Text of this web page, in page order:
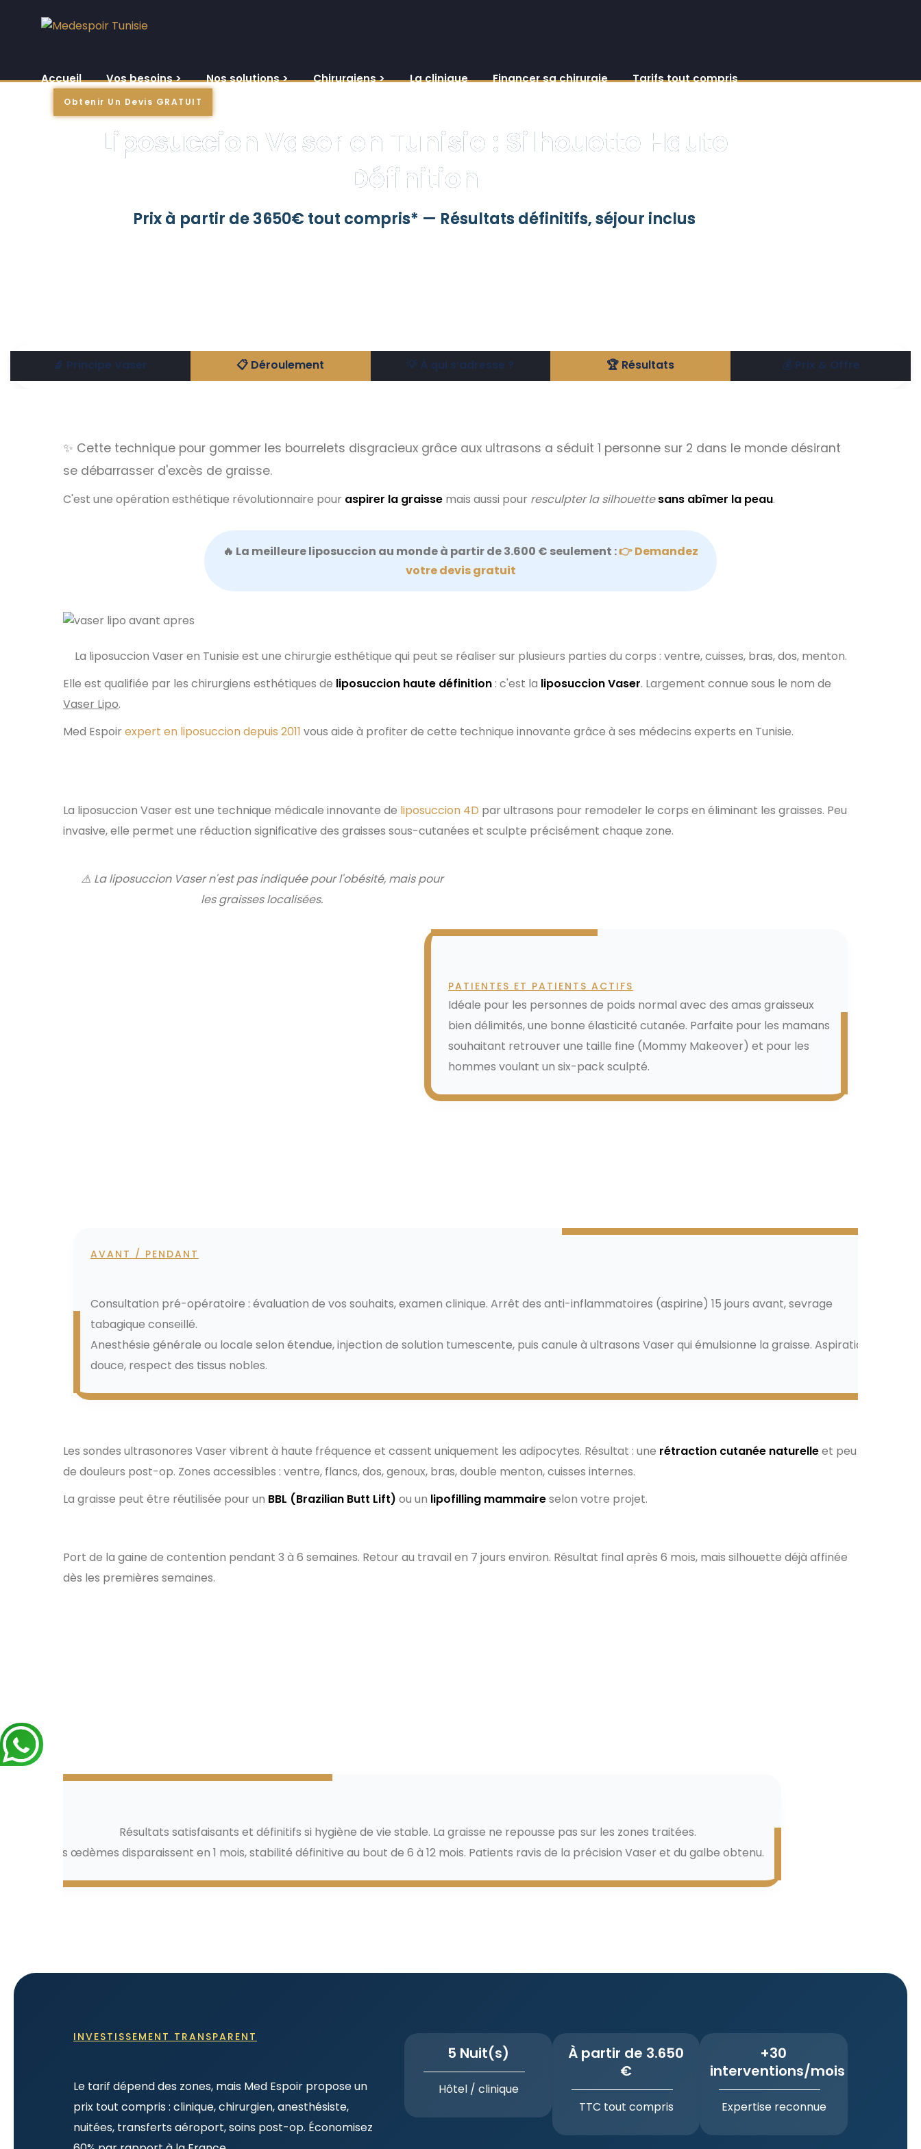
Accueil Vos besoins > Nos solutions > Chirurgiens > La clinique Financer sa chirurgie Tarifs tout compris
Obtenir Un Devis GRATUIT
Liposuccion Vaser en Tunisie : Silhouette Haute
Définition
Prix à partir de 3650€ tout compris* — Résultats définitifs, séjour inclus
🔬 Principe Vaser 📋 Déroulement 💡 À qui s’adresse ? 🏆 Résultats 💰 Prix & Offre
✨ Cette technique pour gommer les bourrelets disgracieux grâce aux ultrasons a séduit 1 personne sur 2 dans le monde désirant
se débarrasser d'excès de graisse.
C'est une opération esthétique révolutionnaire pour aspirer la graisse mais aussi pour resculpter la silhouette sans abîmer la peau.
🔥 La meilleure liposuccion au monde à partir de 3.600 € seulement :👉 Demandez
votre devis gratuit
La liposuccion Vaser en Tunisie est une chirurgie esthétique qui peut se réaliser sur plusieurs parties du corps : ventre, cuisses, bras, dos, menton.
Elle est qualifiée par les chirurgiens esthétiques de liposuccion haute définition : c'est la liposuccion Vaser. Largement connue sous le nom de
Vaser Lipo.
Med Espoir expert en liposuccion depuis 2011 vous aide à profiter de cette technique innovante grâce à ses médecins experts en Tunisie.
La liposuccion Vaser est une technique médicale innovante de liposuccion 4D par ultrasons pour remodeler le corps en éliminant les graisses. Peu
invasive, elle permet une réduction significative des graisses sous-cutanées et sculpte précisément chaque zone.
⚠️ La liposuccion Vaser n'est pas indiquée pour l'obésité, mais pour
les graisses localisées.
PATIENTES ET PATIENTS ACTIFS
Idéale pour les personnes de poids normal avec des amas graisseux
bien délimités, une bonne élasticité cutanée. Parfaite pour les mamans
souhaitant retrouver une taille fine (Mommy Makeover) et pour les
hommes voulant un six-pack sculpté.
AVANT / PENDANT
Consultation pré-opératoire : évaluation de vos souhaits, examen clinique. Arrêt des anti-inflammatoires (aspirine) 15 jours avant, sevrage
tabagique conseillé.
Anesthésie générale ou locale selon étendue, injection de solution tumescente, puis canule à ultrasons Vaser qui émulsionne la graisse. Aspiration
douce, respect des tissus nobles.
Les sondes ultrasonores Vaser vibrent à haute fréquence et cassent uniquement les adipocytes. Résultat : une rétraction cutanée naturelleet peu
de douleurs post-op. Zones accessibles : ventre, flancs, dos, genoux, bras, double menton, cuisses internes.
La graisse peut être réutilisée pour un BBL (Brazilian Butt Lift) ou un lipofilling mammaireselon votre projet.
Port de la gaine de contention pendant 3 à 6 semaines. Retour au travail en 7 jours environ. Résultat final après 6 mois, mais silhouette déjà affinée
dès les premières semaines.
Résultats satisfaisants et définitifs si hygiène de vie stable. La graisse ne repousse pas sur les zones traitées.
Les œdèmes disparaissent en 1 mois, stabilité définitive au bout de 6 à 12 mois. Patients ravis de la précision Vaser et du galbe obtenu.
INVESTISSEMENT TRANSPARENT
Le tarif dépend des zones, mais Med Espoir propose un
prix tout compris : clinique, chirurgien, anesthésiste,
nuitées, transferts aéroport, soins post-op. Économisez
5 Nuit(s)
Hôtel / clinique
À partir de 3.650
€
TTC tout compris
+30
interventions/mois
Expertise reconnue